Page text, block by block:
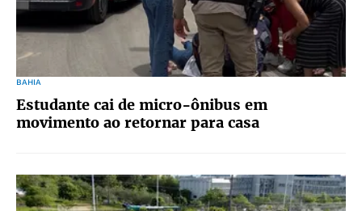
BAHIA
Estudante cai de micro-ônibus em
movimento ao retornar para casa